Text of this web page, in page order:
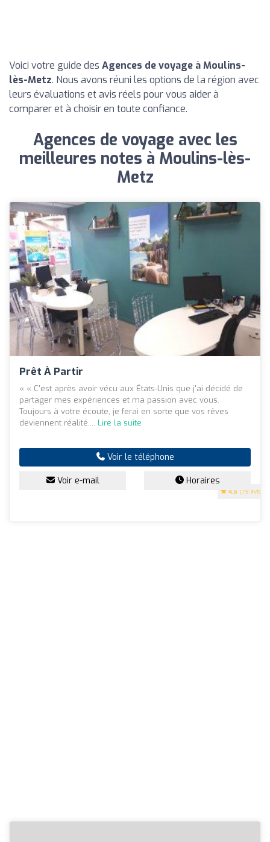
Voici votre guide des Agences de voyage à Moulins-
lès-Metz. Nous avons réuni les options de la région avec
leurs évaluations et avis réels pour vous aider à
comparer et à choisir en toute confiance.
Agences de voyage avec les
meilleures notes à Moulins-lès-
Metz
Prêt À Partir
4.5 (79 avis)
« « C'est après avoir vécu aux États-Unis que j'ai décidé de
partager mes expériences et ma passion avec vous.
Toujours à votre écoute, je ferai en sorte que vos rêves
deviennent réalité.... Lire la suite
Voir le téléphone
Voir e-mail Horaires